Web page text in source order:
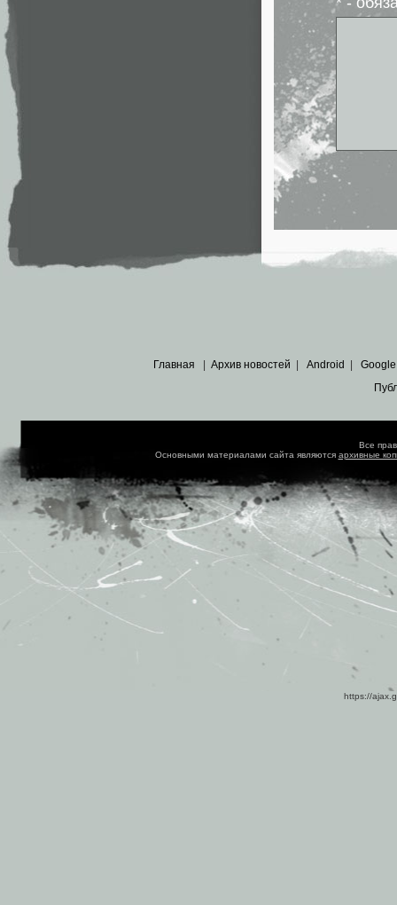
Главная Архив новостей Android Google
Все
Основными материалами сайта являются архивные
https://